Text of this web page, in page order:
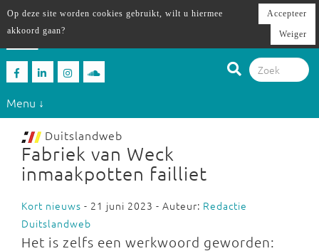
Menu ↓
Duitslandweb
Fabriek van Weck
inmaakpotten failliet
Kort nieuws - 21 juni 2023 - Auteur: Redactie
Duitslandweb
Het is zelfs een werkwoord geworden:
Op deze site worden cookies gebruikt, wilt u hiermee
akkoord gaan?
Accepteer
Weiger